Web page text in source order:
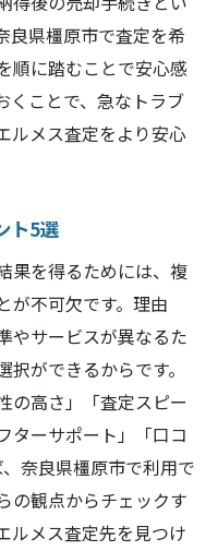
良県橿原市で査定を希
順に踏むことで安心感
くことで、急なトラブ
ルメス査定をより安心
ト5選
果を得るためには、複
が不可欠です。理由
やサービスが異なるた
ができるからです。
の高さ」「査定スピー
ターサポート」「口コ
奈良県橿原市で利用で
の観点からチェックす
ルメス査定先を見つけ